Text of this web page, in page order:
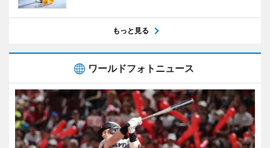
もっと見る
ワールドフォトニュース